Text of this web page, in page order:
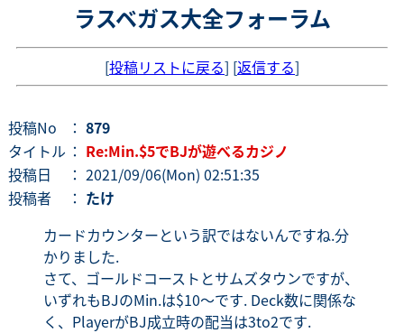
ラスベガス大全フォーラム
[投稿リストに戻る] [返信する]
投稿No ： 879
タイトル ： Re:Min.$5でBJが遊べるカジノ
投稿日
： 2021/09/06(Mon) 02:51:35
投稿者
： たけ
カードカウンターという訳ではないんですね.分
かりました.
さて、ゴールドコーストとサムズタウンですが、
いずれもBJのMin.は$10～です. Deck数に関係な
く、PlayerがBJ成立時の配当は3to2です.